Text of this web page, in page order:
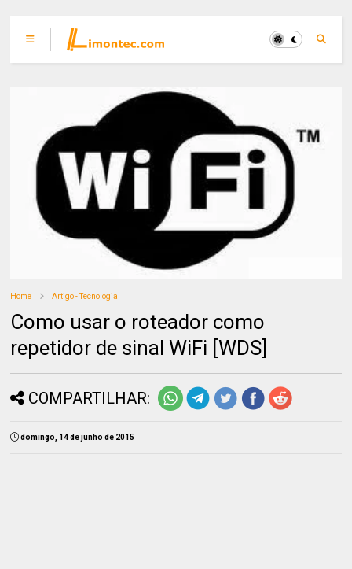
Home Artigo - Tecnologia
Como usar o roteador como
repetidor de sinal WiFi [WDS]
COMPARTILHAR:
domingo, 14 de junho de 2015